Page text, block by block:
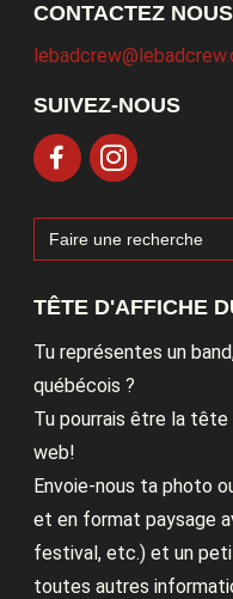
CONTACTEZ NOUS
SUIVEZ-NOUS
Search
for:
TÊTE D'AFFICHE
Tu représentes un
québécois ?
Tu pourrais être la tête
web!
Envoie-nous ta photo
et en format paysage
festival, etc.) et un
toutes autres